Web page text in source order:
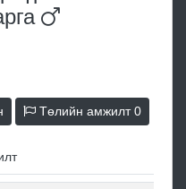
Төлийн амжилт0